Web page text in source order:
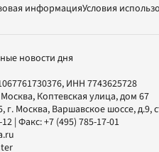
информацияУсловия
новости дня
ИНН 7743625728
Коптевская улица, дом 67
, г. Москва, Варшавское шоссе, д.9,
| Факс:+7 (495) 785-17-01